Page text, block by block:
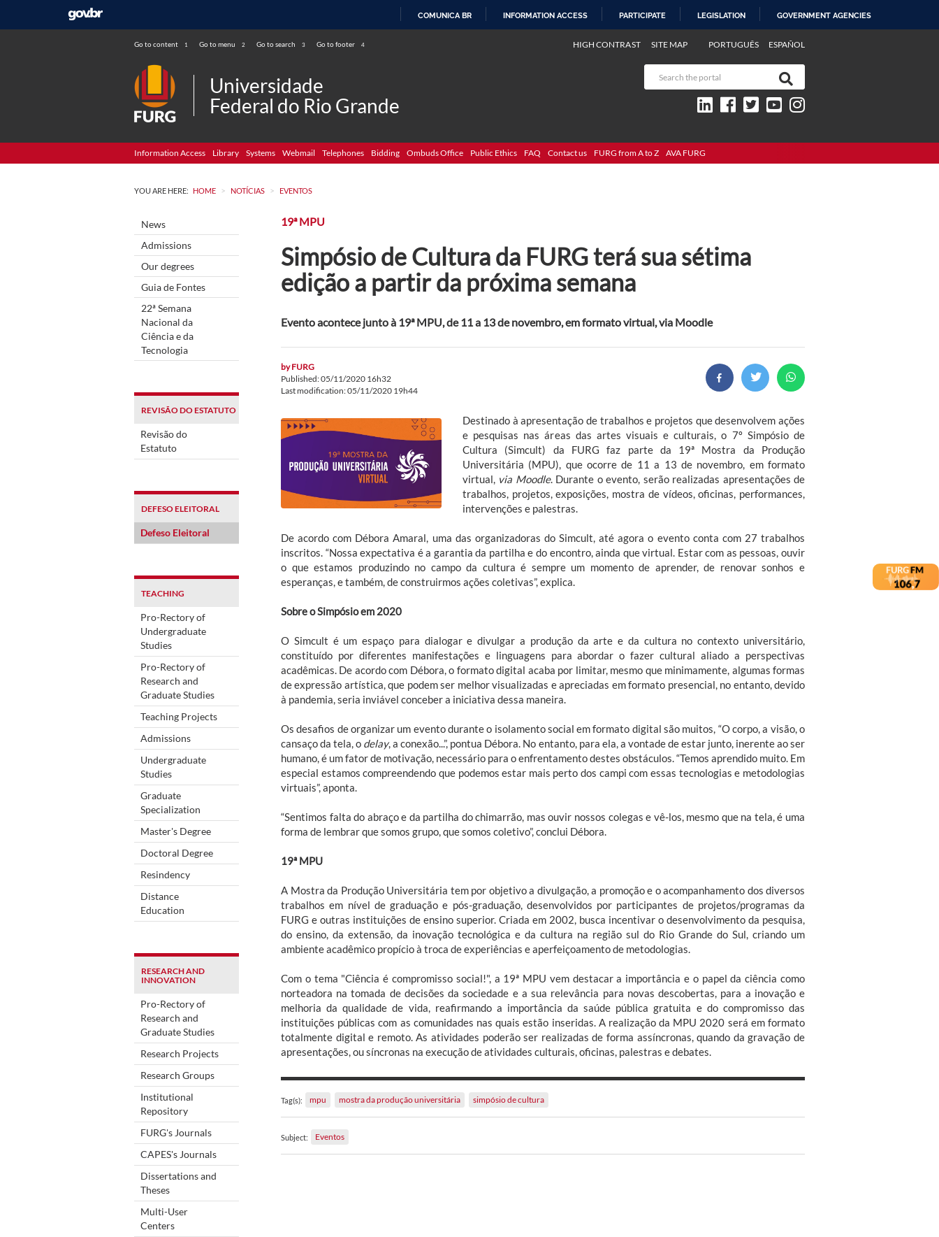
COMUNICA BR INFORMATION ACCESS PARTICIPATE LEGISLATION GOVERNMENT AGENCIES
Go to content 1 Go to menu 2 Go to search 3 Go to footer 4 PORTUGUÊS ESPAÑOL
HIGH CONTRAST SITE MAP
Universidade
Federal do Rio Grande
Information Access Library Systems Webmail Telephones Bidding Ombuds Office Public Ethics FAQ Contact us FURG from A to Z AVA FURG
YOU ARE HERE: HOME > NOTÍCIAS > EVENTOS
News
Admissions
Our degrees
Guia de Fontes
22ª Semana
Nacional da
Ciência e da
Tecnologia
REVISÃO DO ESTATUTO
Revisão do
Estatuto
DEFESO ELEITORAL
Defeso Eleitoral
TEACHING
Pro-Rectory of
Undergraduate
Studies
Pro-Rectory of
Research and
Graduate Studies
Teaching Projects
Admissions
Undergraduate
Studies
Graduate
Specialization
Master's Degree
Doctoral Degree
Resindency
Distance
Education
RESEARCH AND
INNOVATION
Pro-Rectory of
Research and
Graduate Studies
Research Projects
Research Groups
Institutional
Repository
FURG's Journals
CAPES's Journals
Dissertations and
Theses
Multi-User
Centers
19ª MPU
Simpósio de Cultura da FURG terá sua sétima
edição a partir da próxima semana
Evento acontece junto à 19ª MPU, de 11 a 13 de novembro, em formato virtual, via Moodle
byFURG
Published: 05/11/2020 16h32
Last modification: 05/11/2020 19h44
Destinado à apresentação de trabalhos e projetos que desenvolvem ações
e pesquisas nas áreas das artes visuais e culturais, o 7º Simpósio de
Cultura (Simcult) da FURG faz parte da 19ª Mostra da Produção
Universitária (MPU), que ocorre de 11 a 13 de novembro, em formato
virtual, via Moodle. Durante o evento, serão realizadas apresentações de
trabalhos, projetos, exposições, mostra de vídeos, oficinas, performances,
intervenções e palestras.
De acordo com Débora Amaral, uma das organizadoras do Simcult, até agora o evento conta com 27 trabalhos
inscritos. “Nossa expectativa é a garantia da partilha e do encontro, ainda que virtual. Estar com as pessoas, ouvir
o que estamos produzindo no campo da cultura é sempre um momento de aprender, de renovar sonhos e
esperanças, e também, de construirmos ações coletivas”, explica.
Sobre o Simpósio em 2020
O Simcult é um espaço para dialogar e divulgar a produção da arte e da cultura no contexto universitário,
constituído por diferentes manifestações e linguagens para abordar o fazer cultural aliado a perspectivas
acadêmicas. De acordo com Débora, o formato digital acaba por limitar, mesmo que minimamente, algumas formas
de expressão artística, que podem ser melhor visualizadas e apreciadas em formato presencial, no entanto, devido
à pandemia, seria inviável conceber a iniciativa dessa maneira.
Os desafios de organizar um evento durante o isolamento social em formato digital são muitos, “O corpo, a visão, o
cansaço da tela, o delay, a conexão...”, pontua Débora. No entanto, para ela, a vontade de estar junto, inerente ao ser
humano, é um fator de motivação, necessário para o enfrentamento destes obstáculos. “Temos aprendido muito. Em
especial estamos compreendendo que podemos estar mais perto dos campi com essas tecnologias e metodologias
virtuais”, aponta.
“Sentimos falta do abraço e da partilha do chimarrão, mas ouvir nossos colegas e vê-los, mesmo que na tela, é uma
forma de lembrar que somos grupo, que somos coletivo”, conclui Débora.
19ª MPU
A Mostra da Produção Universitária tem por objetivo a divulgação, a promoção e o acompanhamento dos diversos
trabalhos em nível de graduação e pós-graduação, desenvolvidos por participantes de projetos/programas da
FURG e outras instituições de ensino superior. Criada em 2002, busca incentivar o desenvolvimento da pesquisa,
do ensino, da extensão, da inovação tecnológica e da cultura na região sul do Rio Grande do Sul, criando um
ambiente acadêmico propício à troca de experiências e aperfeiçoamento de metodologias.
Com o tema "Ciência é compromisso social!", a 19ª MPU vem destacar a importância e o papel da ciência como
norteadora na tomada de decisões da sociedade e a sua relevância para novas descobertas, para a inovação e
melhoria da qualidade de vida, reafirmando a importância da saúde pública gratuita e do compromisso das
instituições públicas com as comunidades nas quais estão inseridas. A realização da MPU 2020 será em formato
totalmente digital e remoto. As atividades poderão ser realizadas de forma assíncronas, quando da gravação de
apresentações, ou síncronas na execução de atividades culturais, oficinas, palestras e debates.
Tag(s): mpu mostra da produção universitária simpósio de cultura
Subject: Eventos